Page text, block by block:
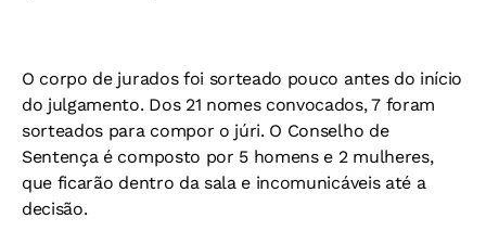
O corpo de jurados foi sorteado pouco antes do início
do julgamento. Dos 21 nomes convocados, 7 foram
sorteados para compor o júri. O Conselho de
Sentença é composto por 5 homens e 2 mulheres,
que ficarão dentro da sala e incomunicáveis até a
decisão.